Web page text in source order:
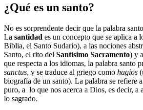
¿Qué es un santo?
No es sorprendente decir que la palabra
La santidad es un concepto que se aplica a
Biblia, el Santo Sudario), a las nociones
Santo, el rito del Santísimo Sacramento) y
que respecta a los idiomas, la palabra santo
sanctus, y se traduce al griego como hagios
biografía de un santo). La palabra se refiere
puro, a lo que nos acerca a Dios, es decir, a
lo sagrado.